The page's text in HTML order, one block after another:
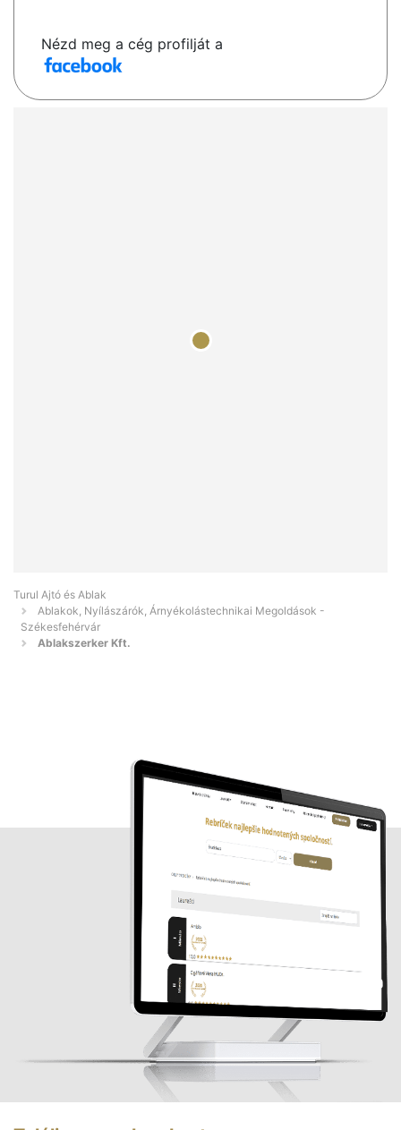
Nézd meg a cég profilját a
Turul Ajtó és Ablak
Ablakok, Nyílászárók, Árnyékolástechnikai Megoldások -
Székesfehérvár
Ablakszerker Kft.